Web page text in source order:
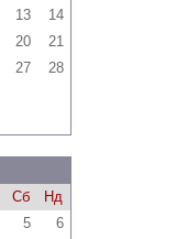
13
14
20
21
27
28
Сб
Нд
5
6